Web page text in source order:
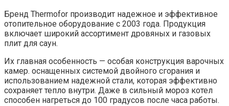
Бренд Thermofor производит надежное и эффективное
отопительное оборудование с 2003 года. Продукция
включает широкий ассортимент дровяных и газовых
плит для саун.
Их главная особенность — особая конструкция варочных
камер. оснащенных системой двойного сгорания и
использованием надежной стали, которая эффективно
сохраняет тепло внутри. Даже в сильный мороз котел
способен нагреться до 100 градусов после часа работы.